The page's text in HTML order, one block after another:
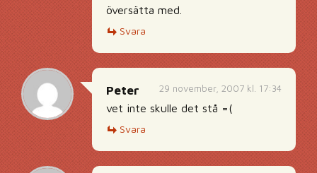
översätta med.
Svara
29 november, 2007 kl. 17:34
Peter
vet inte skulle det stå =(
Svara